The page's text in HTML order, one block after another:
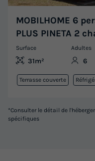
MOBILHOME 6
PLUS PINETA 2
Surface
31m²
Adultes
6
Terrasse couverte
*Consulter le détail de
spécifiques